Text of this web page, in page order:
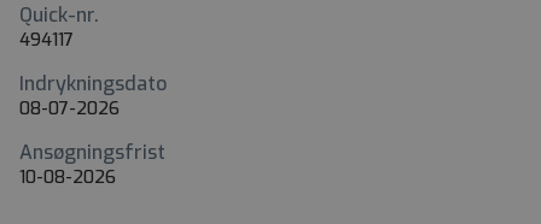
Quick-nr.
494117
Indrykningsdato
08-07-2026
Ansøgningsfrist
10-08-2026